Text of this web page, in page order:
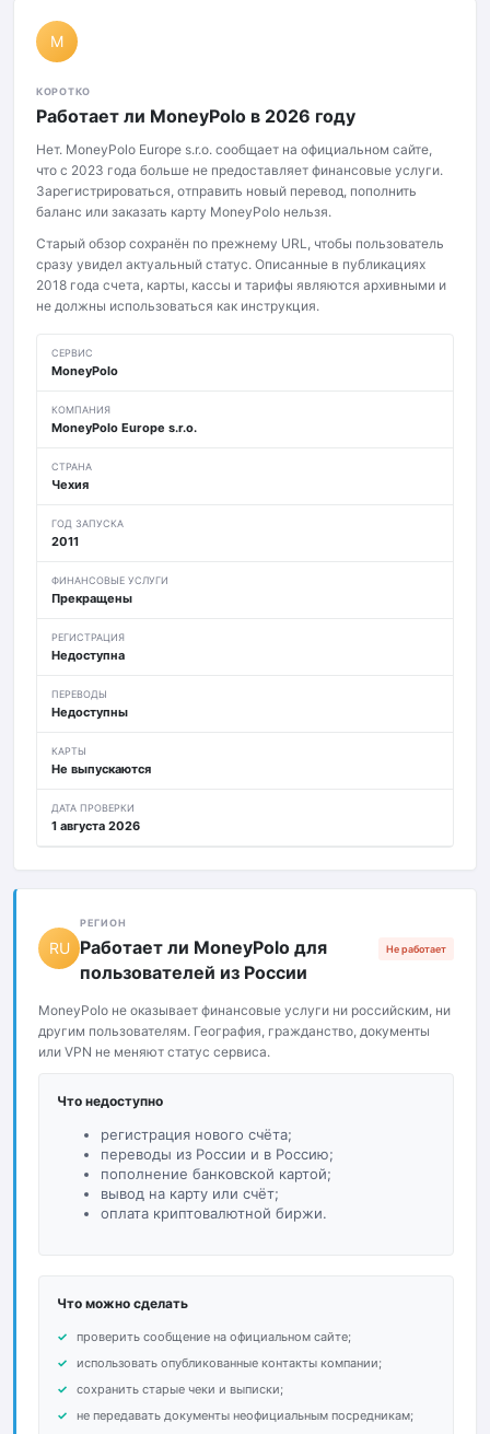
M
КОРОТКО
Работает ли MoneyPolo в 2026 году
Нет. MoneyPolo Europe s.r.o. сообщает на официальном сайте,
что с 2023 года больше не предоставляет финансовые услуги.
Зарегистрироваться, отправить новый перевод, пополнить
баланс или заказать карту MoneyPolo нельзя.
Старый обзор сохранён по прежнему URL, чтобы пользователь
сразу увидел актуальный статус. Описанные в публикациях
2018 года счета, карты, кассы и тарифы являются архивными и
не должны использоваться как инструкция.
СЕРВИС
MoneyPolo
КОМПАНИЯ
MoneyPolo Europe s.r.o.
СТРАНА
Чехия
ГОД ЗАПУСКА
2011
ФИНАНСОВЫЕ УСЛУГИ
Прекращены
РЕГИСТРАЦИЯ
Недоступна
ПЕРЕВОДЫ
Недоступны
КАРТЫ
Не выпускаются
ДАТА ПРОВЕРКИ
1 августа 2026
RU
РЕГИОН
Работает ли MoneyPolo для
пользователей из России
Не работает
MoneyPolo не оказывает финансовые услуги ни российским, ни
другим пользователям. География, гражданство, документы
или VPN не меняют статус сервиса.
Что недоступно
регистрация нового счёта;
переводы из России и в Россию;
пополнение банковской картой;
вывод на карту или счёт;
оплата криптовалютной биржи.
Что можно сделать
проверить сообщение на официальном сайте;
использовать опубликованные контакты компании;
сохранить старые чеки и выписки;
не передавать документы неофициальным посредникам;